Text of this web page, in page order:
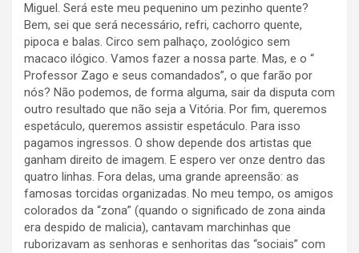
Miguel. Será este meu pequenino um pezinho quente?
Bem, sei que será necessário, refri, cachorro quente,
pipoca e balas. Circo sem palhaço, zoológico sem
macaco ilógico. Vamos fazer a nossa parte. Mas, e o “
Professor Zago e seus comandados”, o que farão por
nós? Não podemos, de forma alguma, sair da disputa com
outro resultado que não seja a Vitória. Por fim, queremos
espetáculo, queremos assistir espetáculo. Para isso
pagamos ingressos. O show depende dos artistas que
ganham direito de imagem. E espero ver onze dentro das
quatro linhas. Fora delas, uma grande apreensão: as
famosas torcidas organizadas. No meu tempo, os amigos
colorados da “zona” (quando o significado de zona ainda
era despido de malicia), cantavam marchinhas que
ruborizavam as senhoras e senhoritas das “sociais” com